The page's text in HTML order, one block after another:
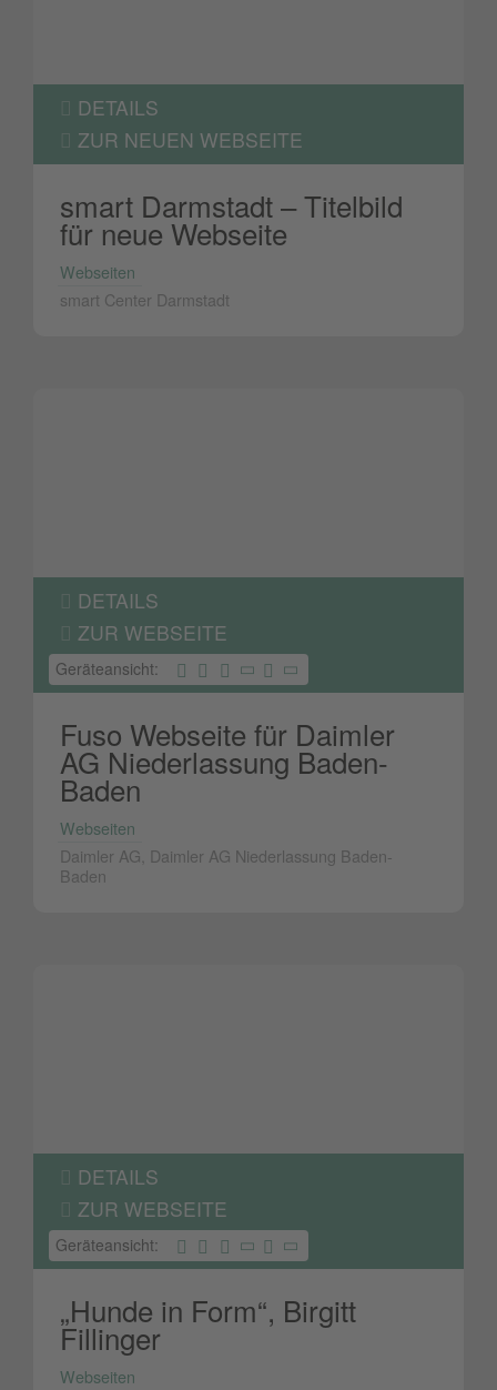
DETAILS
ZUR NEUEN WEBSEITE
smart Darmstadt – Titelbild
für neue Webseite
Webseiten
smart Center Darmstadt
DETAILS
ZUR WEBSEITE
Geräteansicht:
Fuso Webseite für Daimler
AG Niederlassung Baden-
Baden
Webseiten
Daimler AG, Daimler AG Niederlassung Baden-
Baden
DETAILS
ZUR WEBSEITE
Geräteansicht:
„Hunde in Form“, Birgitt
Fillinger
Webseiten